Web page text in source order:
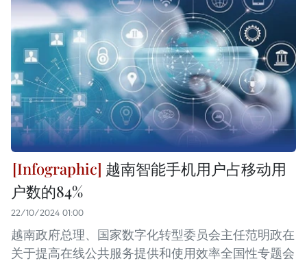
越南智能手机用户占移动用
户数的84%
22/10/2024 01:00
越南政府总理、国家数字化转型委员会主任范明政在
关于提高在线公共服务提供和使用效率全国性专题会